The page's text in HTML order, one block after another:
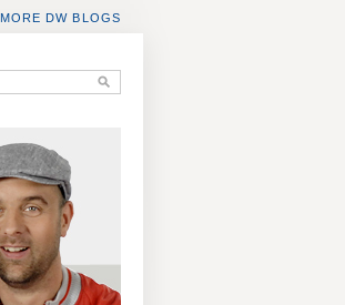
MORE DW BLOGS